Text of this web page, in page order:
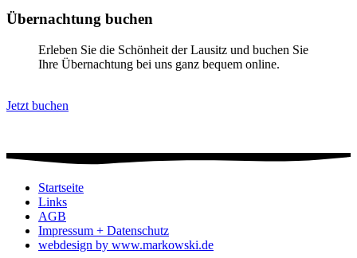
Übernachtung buchen
Erleben Sie die Schönheit der Lausitz und buchen Sie
Ihre Übernachtung bei uns ganz bequem online.
Jetzt buchen
Startseite
Links
AGB
Impressum + Datenschutz
webdesign by www.markowski.de